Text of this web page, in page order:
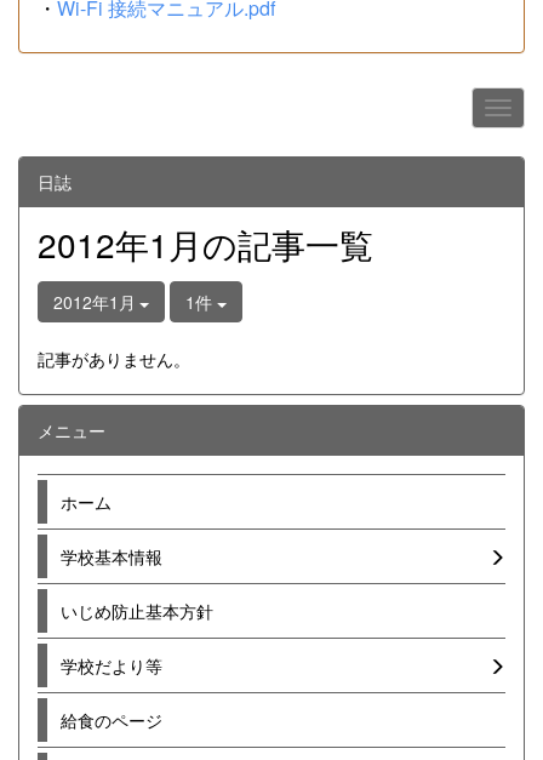
・ Wi-Fi 接続マニュアル.pdf
日誌
2012年1月の記事一覧
2012年1月 1件
記事がありません。
メニュー
ホーム
学校基本情報
いじめ防止基本方針
学校だより等
給食のページ